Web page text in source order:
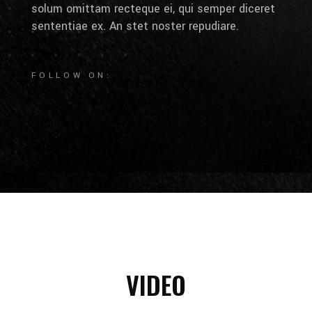
solum omittam recteque ei, qui semper diceret
sententiae ex. An stet noster repudiare.
FOLLOW ON:
VIDEO